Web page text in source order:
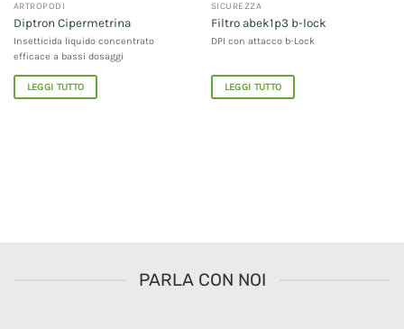
ARTROPODI
Diptron Cipermetrina
Insetticida liquido concentrato
efficace a bassi dosaggi
LEGGI TUTTO
SICUREZZA
Filtro abek1p3 b-lock
DPI con attacco b-Lock
LEGGI TUTTO
PARLA CON NOI